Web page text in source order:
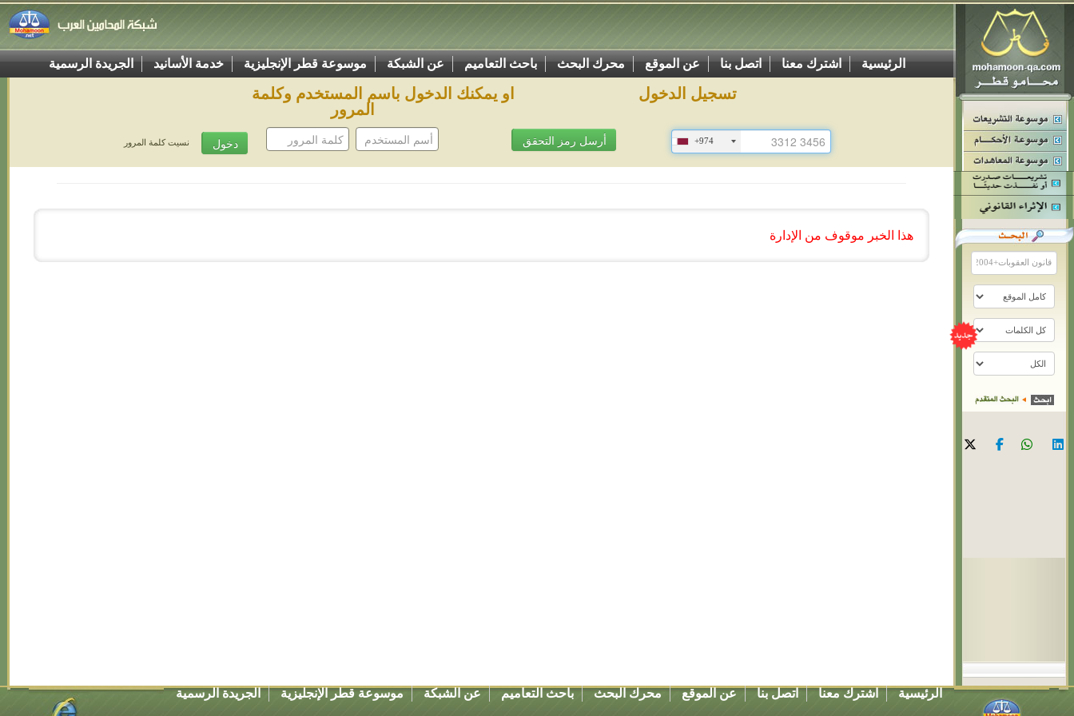
الرئيسية اشترك معنا اتصل بنا عن الموقع محرك البحث باحث التعاميم عن الشبكة موسوعة قطر الإنجليزية خدمة الأسانيد الجريدة الرسمية
تسجيل الدخول
او يمكنك الدخول باسم المستخدم وكلمة
المرور
+974 نسيت كلمة المرور
هذا الخبر موقوف من الإدارة
الرئيسية اشترك معنا اتصل بنا عن الموقع محرك البحث باحث التعاميم عن الشبكة موسوعة قطر الإنجليزية الجريدة الرسمية